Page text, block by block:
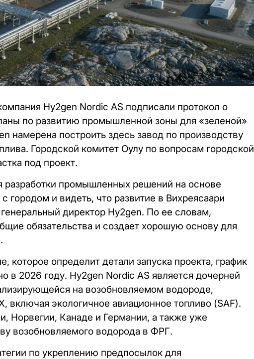
Hy2gen Nordic AS подписали протокол о
по развитию промышленной зоны для «зеленой»
намерена построить здесь завод по производству
Городской комитет Оулу по вопросам городской
под проект.
разработки промышленных решений на основе
городом и видеть, что развитие в Вихреясаари
директор Hy2gen. По ее словам,
обязательства и создает хорошую основу для
которое определит детали запуска проекта, график
в 2026 году. Hy2gen Nordic AS является дочерней
на возобновляемом водороде,
включая экологичное авиационное топливо (SAF).
Норвегии, Канаде и Германии, а также уже
возобновляемого водорода в ФРГ.
по укреплению предпосылок для